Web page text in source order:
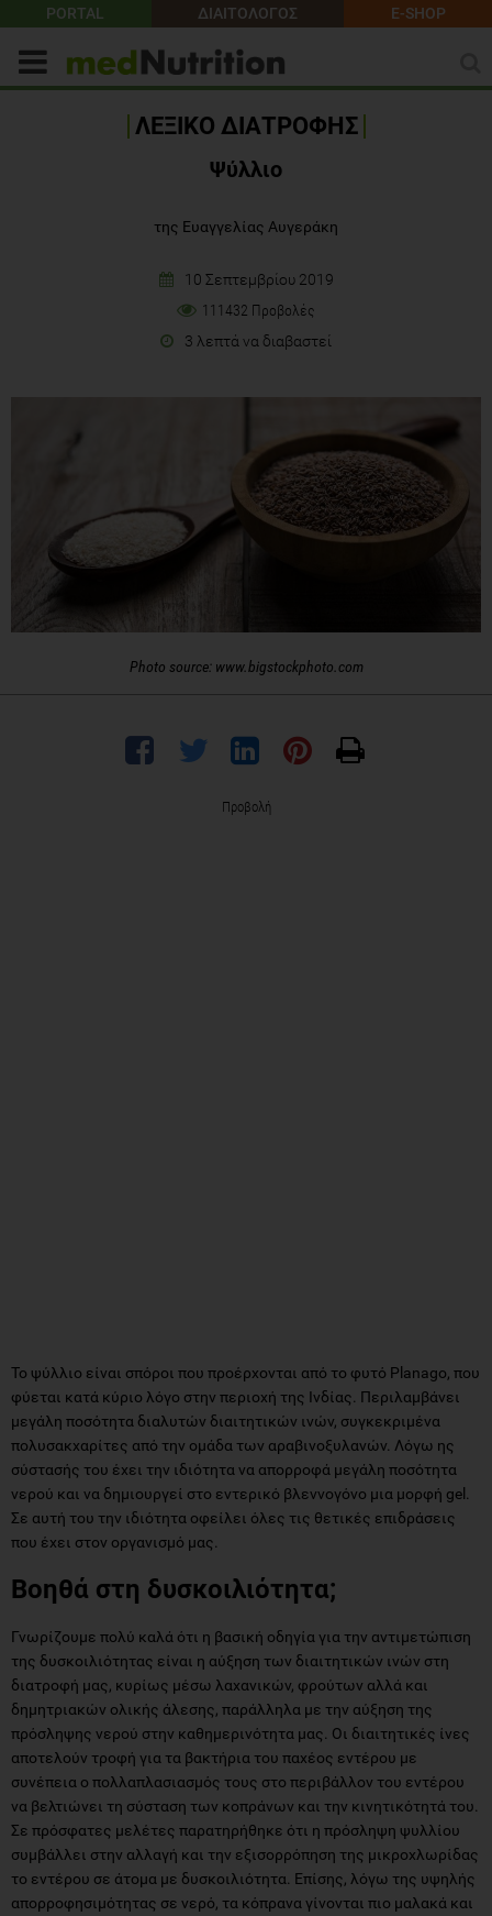
PORTAL ΔΙΑΙΤΟΛΟΓΟΣ E-SHOP
ΛΕΞΙΚΟ ΔΙΑΤΡΟΦΗΣ
Ψύλλιο
της Ευαγγελίας Αυγεράκη
10 Σεπτεμβρίου 2019
111432 Προβολές
3 λεπτά να διαβαστεί
Photo source: www.bigstockphoto.com
Προβολή
Το ψύλλιο είναι σπόροι που προέρχονται από το φυτό Planago, που
φύεται κατά κύριο λόγο στην περιοχή της Ινδίας. Περιλαμβάνει
μεγάλη ποσότητα διαλυτών διαιτητικών ινών, συγκεκριμένα
πολυσακχαρίτες από την ομάδα των αραβινοξυλανών. Λόγω ης
σύστασής του έχει την ιδιότητα να απορροφά μεγάλη ποσότητα
νερού και να δημιουργεί στο εντερικό βλεννογόνο μια μορφή gel.
Σε αυτή του την ιδιότητα οφείλει όλες τις θετικές επιδράσεις
που έχει στον οργανισμό μας.
Βοηθά στη δυσκοιλιότητα;
Γνωρίζουμε πολύ καλά ότι η βασική οδηγία για την αντιμετώπιση
της δυσκοιλιότητας είναι η αύξηση των διαιτητικών ινών στη
διατροφή μας, κυρίως μέσω λαχανικών, φρούτων αλλά και
δημητριακών ολικής άλεσης, παράλληλα με την αύξηση της
πρόσληψης νερού στην καθημερινότητα μας. Οι διαιτητικές ίνες
αποτελούν τροφή για τα βακτήρια του παχέος εντέρου με
συνέπεια ο πολλαπλασιασμός τους στο περιβάλλον του εντέρου
να βελτιώνει τη σύσταση των κοπράνων και την κινητικότητά του.
Σε πρόσφατες μελέτες παρατηρήθηκε ότι η πρόσληψη ψυλλίου
συμβάλλει στην αλλαγή και την εξισορρόπηση της μικροχλωρίδας
το εντέρου σε άτομα με δυσκοιλιότητα. Επίσης, λόγω της υψηλής
απορροφησιμότητας σε νερό, τα κόπρανα γίνονται πιο μαλακά και